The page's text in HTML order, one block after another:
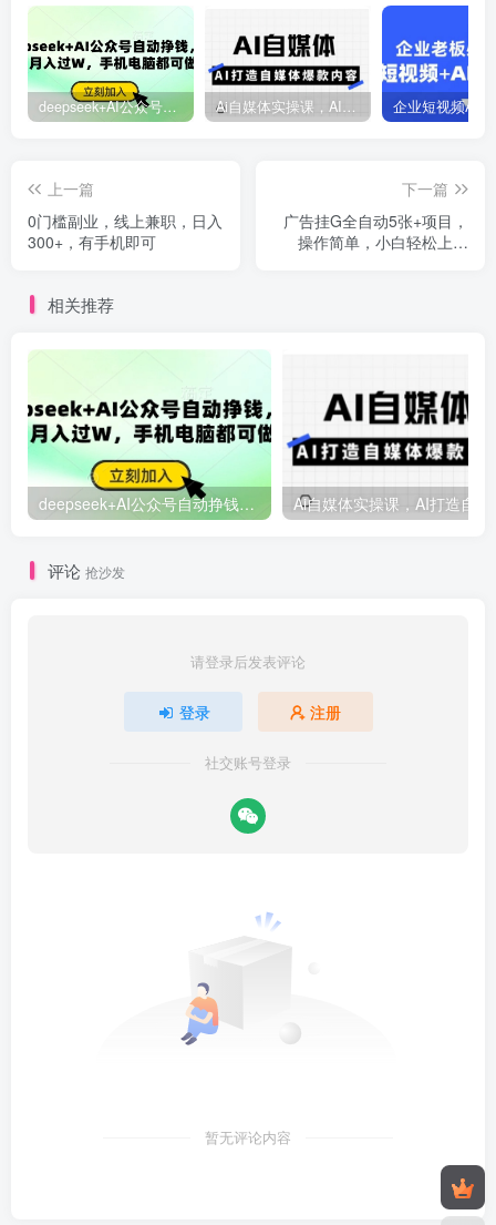
deepseek+AI公众号自动挣钱，轻松月入过W，手机电脑都可做 Ai自媒体实操课，AI打造自媒体爆款内容
上一篇
0门槛副业，线上兼职，日入
300+，有手机即可
下一篇
广告挂G全自动5张+项目，
操作简单，小白轻松上手
相关推荐
deepseek+AI公众号自动挣钱，轻松月入过W，手机电脑都可做
评论 抢沙发
请登录后发表评论
登录 注册
社交账号登录
暂无评论内容